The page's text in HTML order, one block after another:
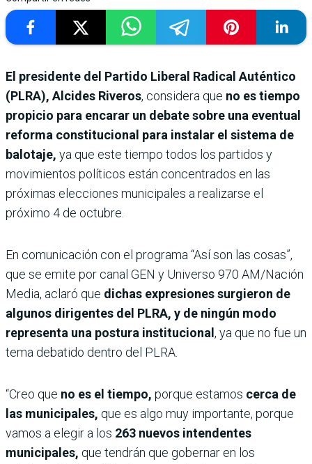
El presidente del Partido Liberal Radical Auténtico
(PLRA), Alcides Riveros, considera que no es tiempo
propicio para encarar un debate sobre una eventual
reforma constitucional para instalar el sistema de
balotaje, ya que este tiempo todos los partidos y
movimientos políticos están concentrados en las
próximas elecciones municipales a realizarse el
próximo 4 de octubre.
En comunicación con el programa “Así son las cosas”,
que se emite por canal GEN y Universo 970 AM/Nación
Media, aclaró que dichas expresiones surgieron de
algunos dirigentes del PLRA, y de ningún modo
representa una postura institucional , ya que no fue un
tema debatido dentro del PLRA.
“Creo que no es el tiempo, porque estamos cerca de
las municipales, que es algo muy importante, porque
vamos a elegir a los 263 nuevos intendentes
municipales, que tendrán que gobernar en los